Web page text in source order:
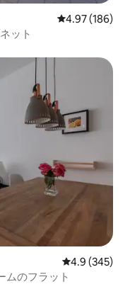
レビュー186
4.97 (186)
ット
レビュー345
4.9 (345)
ムのフラット